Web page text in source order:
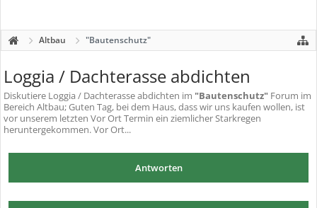
Altbau "Bautenschutz"
Loggia / Dachterasse abdichten
Diskutiere Loggia / Dachterasse abdichten im "Bautenschutz" Forum im
Bereich Altbau; Guten Tag, bei dem Haus, dass wir uns kaufen wollen, ist
vor unserem letzten Vor Ort Termin ein ziemlicher Starkregen
heruntergekommen. Vor Ort...
Antworten